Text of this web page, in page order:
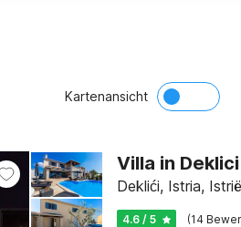
Kartenansicht
Villa in
Deklići, Istria,
4.6 / 5 (14